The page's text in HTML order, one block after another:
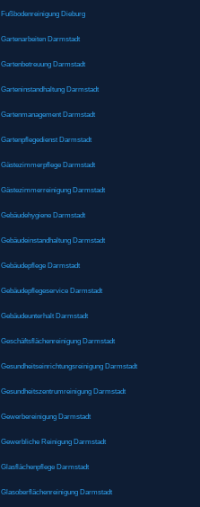
Fußbodenreinigung Dieburg
Gartenarbeiten Darmstadt
Gartenbetreuung Darmstadt
Garteninstandhaltung Darmstadt
Gartenmanagement Darmstadt
Gartenpflegedienst Darmstadt
Gästezimmerpflege Darmstadt
Gästezimmerreinigung Darmstadt
Gebäudehygiene Darmstadt
Gebäudeinstandhaltung Darmstadt
Gebäudepflege Darmstadt
Gebäudepflegeservice Darmstadt
Gebäudeunterhalt Darmstadt
Geschäftsflächenreinigung Darmstadt
Gesundheitseinrichtungsreinigung Darmstadt
Gesundheitszentrumreinigung Darmstadt
Gewerbereinigung Darmstadt
Gewerbliche Reinigung Darmstadt
Glasflächenpflege Darmstadt
Glasoberflächenreinigung Darmstadt